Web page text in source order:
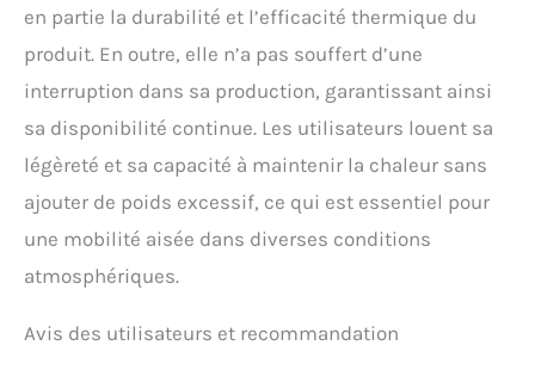
en partie la durabilité et l’efficacité thermique du
produit. En outre, elle n’a pas souffert d’une
interruption dans sa production, garantissant ainsi
sa disponibilité continue. Les utilisateurs louent sa
légèreté et sa capacité à maintenir la chaleur sans
ajouter de poids excessif, ce qui est essentiel pour
une mobilité aisée dans diverses conditions
atmosphériques.
Avis des utilisateurs et recommandation